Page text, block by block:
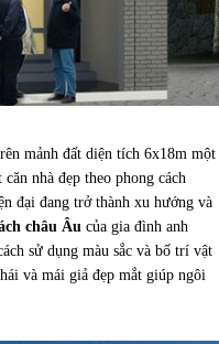
mảnh đất diện tích 6x18m một
nhà đẹp theo phong cách
đại đang trở thành xu hướng và
châu Âu của gia đình anh
sử dụng màu sắc và bố trí vật
và mái giả đẹp mắt giúp ngôi